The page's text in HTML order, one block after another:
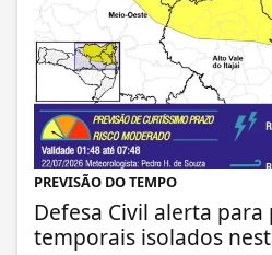
PREVISÃO DO TEMPO
Defesa Civil alerta
temporais isolados